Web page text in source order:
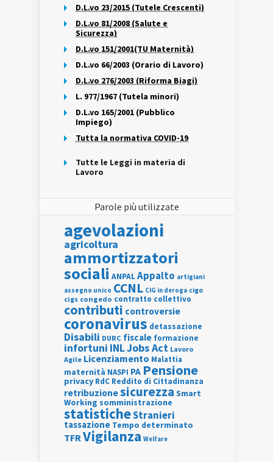
D.L.vo 23/2015 (Tutele Crescenti)
D.L.vo 81/2008 (Salute e
Sicurezza)
D.L.vo 151/2001(TU Maternità)
D.L.vo 66/2003 (Orario di Lavoro)
D.L.vo 276/2003 (Riforma Biagi)
L. 977/1967 (Tutela minori)
D.L.vo 165/2001 (Pubblico
Impiego)
Tutta la normativa COVID-19
Tutte le Leggi in materia di
Lavoro
Parole più utilizzate
agevolazioni
agricoltura
ammortizzatori
sociali ANPALAppalto artigiani
assegno unico CCNL CIG in deroga cigo
cigs congedo contratto collettivo
contributi controversie
coronavirus detassazione
Disabili DURC fiscale formazione
infortuni INLJobs Act Lavoro
Agile Licenziamento Malattia
maternità NASPI PA Pensione
privacy RdC Reddito di Cittadinanza
retribuzionesicurezza Smart
Working somministrazione
statisticheStranieri
tassazione Tempo determinato
TFRVigilanza Welfare